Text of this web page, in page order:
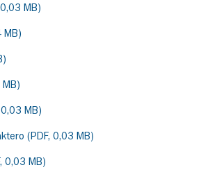
MB)
MB)
MB)
MB)
(PDF, 0,03 MB)
0,03 MB)